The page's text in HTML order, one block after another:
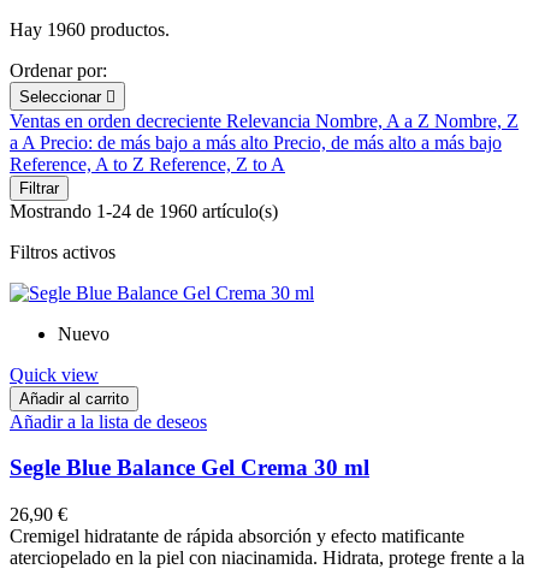
Hay 1960 productos.
Ordenar por:
Seleccionar 
Ventas en orden decreciente Relevancia Nombre, A a Z Nombre, Z
a A Precio: de más bajo a más alto Precio, de más alto a más bajo
Reference, A to Z Reference, Z to A
Filtrar
Mostrando 1-24 de 1960 artículo(s)
Filtros activos
Nuevo
Quick view
Añadir al carrito
Añadir a la lista de deseos
Segle Blue Balance Gel Crema 30 ml
26,90 €
Cremigel hidratante de rápida absorción y efecto matificante
aterciopelado en la piel con niacinamida. Hidrata, protege frente a la